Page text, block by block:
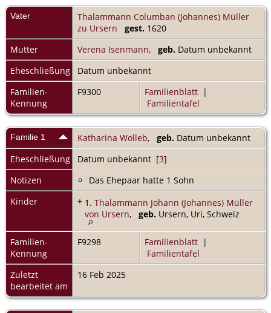
Vater
Thalammann Columban (Johannes) Müller
zu Ursern
gest. 1620
Mutter
Verena Isenmann, geb. Datum unbekannt
Eheschließung
Datum unbekannt
Familien-
Kennung
F9300 Familienblatt |
Familientafel
Familie 1 Katharina Wolleb, geb. Datum unbekannt
Eheschließung
Datum unbekannt [3]
Notizen
Das Ehepaar hatte 1 Sohn
Kinder
+ 1. Thalammann Johann (Johannes) Müller
von Ursern, geb. Ursern, Uri, Schweiz
Familien-
Kennung
F9298 Familienblatt |
Familientafel
Zuletzt
bearbeitet am
16 Feb 2025